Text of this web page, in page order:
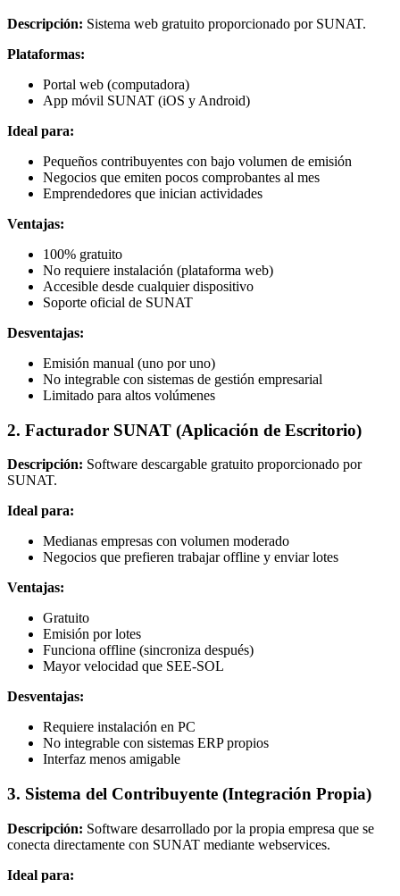
Descripción: Sistema web gratuito proporcionado por SUNAT.
Plataformas:
Portal web (computadora)
App móvil SUNAT (iOS y Android)
Ideal para:
Pequeños contribuyentes con bajo volumen de emisión
Negocios que emiten pocos comprobantes al mes
Emprendedores que inician actividades
Ventajas:
100% gratuito
No requiere instalación (plataforma web)
Accesible desde cualquier dispositivo
Soporte oficial de SUNAT
Desventajas:
Emisión manual (uno por uno)
No integrable con sistemas de gestión empresarial
Limitado para altos volúmenes
2. Facturador SUNAT (Aplicación de Escritorio)
Descripción: Software descargable gratuito proporcionado por
SUNAT.
Ideal para:
Medianas empresas con volumen moderado
Negocios que prefieren trabajar offline y enviar lotes
Ventajas:
Gratuito
Emisión por lotes
Funciona offline (sincroniza después)
Mayor velocidad que SEE-SOL
Desventajas:
Requiere instalación en PC
No integrable con sistemas ERP propios
Interfaz menos amigable
3. Sistema del Contribuyente (Integración Propia)
Descripción: Software desarrollado por la propia empresa que se
conecta directamente con SUNAT mediante webservices.
Ideal para: